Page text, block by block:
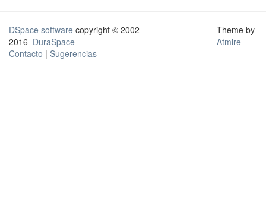
DSpace software copyright © 2002-
2016 DuraSpace
Contacto | Sugerencias
Theme by
Atmire